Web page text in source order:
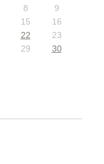
8
9
15
16
22
23
29 30